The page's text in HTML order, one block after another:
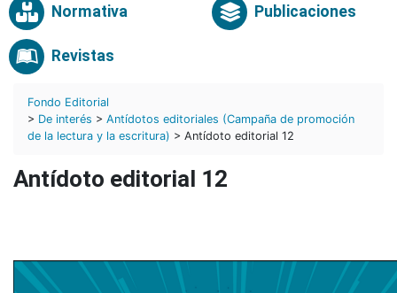
Normativa Publicaciones
Revistas
Fondo Editorial
> De interés > Antídotos editoriales (Campaña de promoción
de la lectura y la escritura) > Antídoto editorial 12
Antídoto editorial 12